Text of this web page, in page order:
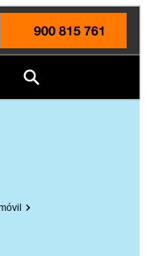
900 815 761